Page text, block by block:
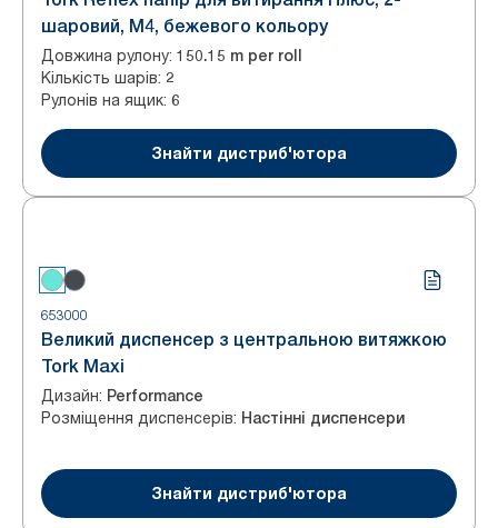
шаровий, M4, бежевого кольору
Довжина рулону: 150.15 m per roll
Кількість шарів: 2
Рулонів на ящик: 6
Знайти дистриб'ютора
653000
Великий диспенсер з центральною витяжкою
Tork Maxi
Дизайн: Performance
Розміщення диспенсерів: Настінні диспенсери
Знайти дистриб'ютора